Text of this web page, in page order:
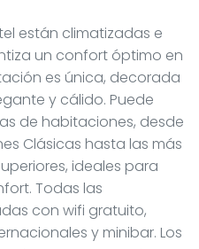
están climatizadas e
un confort óptimo en
es única, decorada
y cálido. Puede
de habitaciones, desde
Clásicas hasta las más
ideales para
Todas las
con wifi gratuito,
y minibar. Los